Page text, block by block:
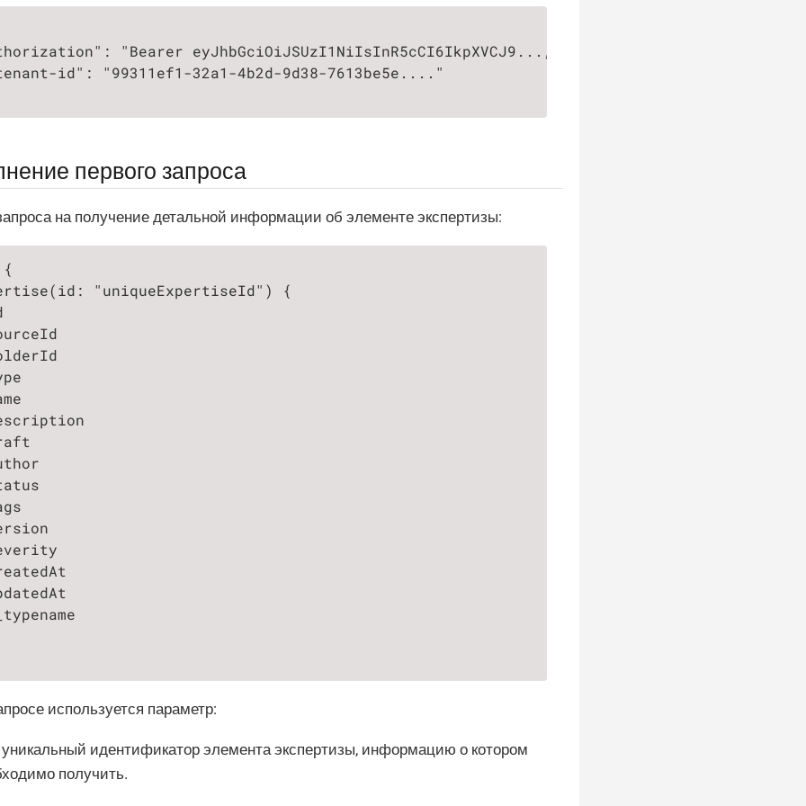
"Bearer eyJhbGciOiJSUzI1NiIsInR5cCI6IkpXVCJ9...,
id": "99311ef1-32a1-4b2d-9d38-7613be5e...."
первого запроса
на получение детальной информации об элементе экспертизы:
{
"uniqueExpertiseId") {
используется параметр:
уникальный идентификатор элемента экспертизы, информацию о котором
получить.